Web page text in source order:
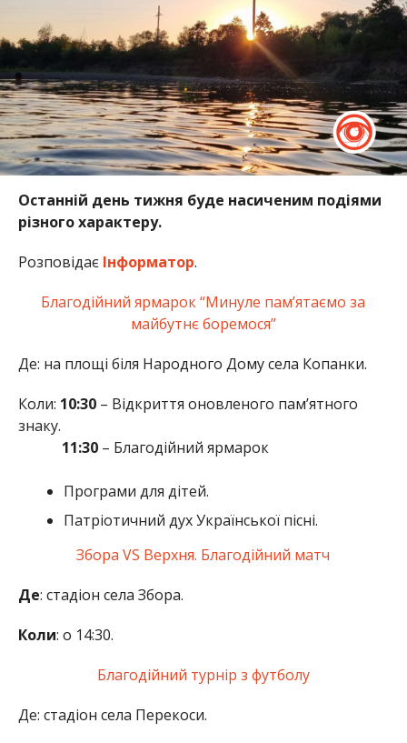
Останній день тижня буде насиченим подіями
різного характеру.
Розповідає Інформатор.
Благодійний ярмарок “Минуле пам’ятаємо за
майбутнє боремося”
Де: на площі біля Народного Дому села Копанки.
Коли: 10:30– Відкриття оновленого пам’ятного
знаку.
11:30– Благодійний ярмарок
Програми для дітей.
Патріотичний дух Української пісні.
Збора VS Верхня. Благодійний матч
Де: стадіон села Збора.
Коли: о 14:30.
Благодійний турнір з футболу
Де: стадіон села Перекоси.